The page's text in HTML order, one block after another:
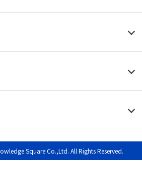
Square Co.,Ltd. All Rights Reserved.